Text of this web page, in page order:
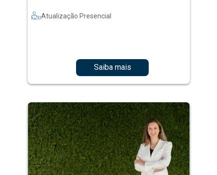
Atualização Presencial
Saiba mais